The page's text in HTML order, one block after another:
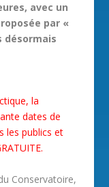
avec un
par «
désormais
la
dates de
les publics et
Conservatoire,